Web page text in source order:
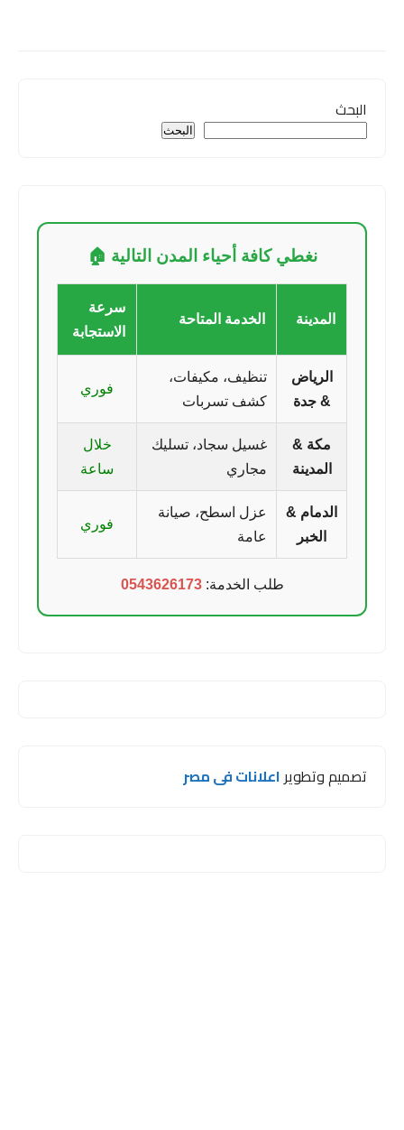
البحث
البحث
نغطي كافة أحياء المدن التالية 🏠
المدينة الخدمة المتاحة
سرعة
الاستجابة
الرياض
& جدة
تنظيف، مكيفات،
كشف تسربات
فوري
مكة &
المدينة
غسيل سجاد، تسليك
مجاري
خلال
ساعة
الدمام &
الخبر
عزل اسطح، صيانة
عامة
فوري
طلب الخدمة:0543626173
تصميم وتطويراعلانات فى مصر